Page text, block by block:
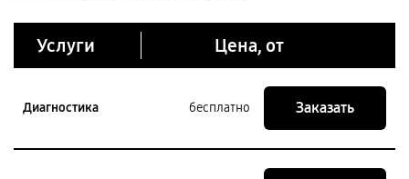
Услуги Цена, от
Диагностика бесплатно Заказать